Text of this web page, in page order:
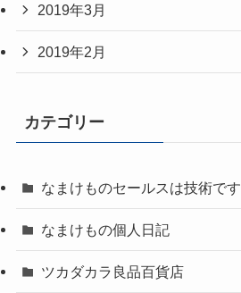
2019年3月
2019年2月
カテゴリー
なまけものセールスは技術です
なまけもの個人日記
ツカダカラ良品百貨店